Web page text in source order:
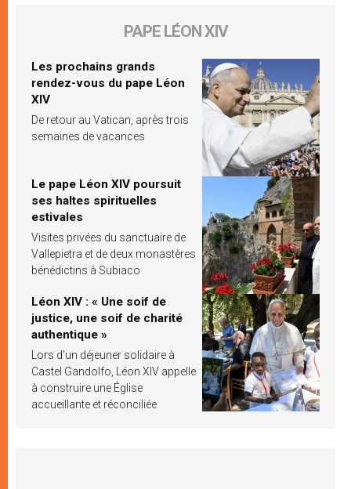
PAPE LÉON XIV
Les prochains grands
rendez-vous du pape Léon
XIV
De retour au Vatican, après trois
semaines de vacances
Le pape Léon XIV poursuit
ses haltes spirituelles
estivales
Visites privées du sanctuaire de
Vallepietra et de deux monastères
bénédictins à Subiaco
Léon XIV : « Une soif de
justice, une soif de charité
authentique »
Lors d’un déjeuner solidaire à
Castel Gandolfo, Léon XIV appelle
à construire une Église
accueillante et réconciliée